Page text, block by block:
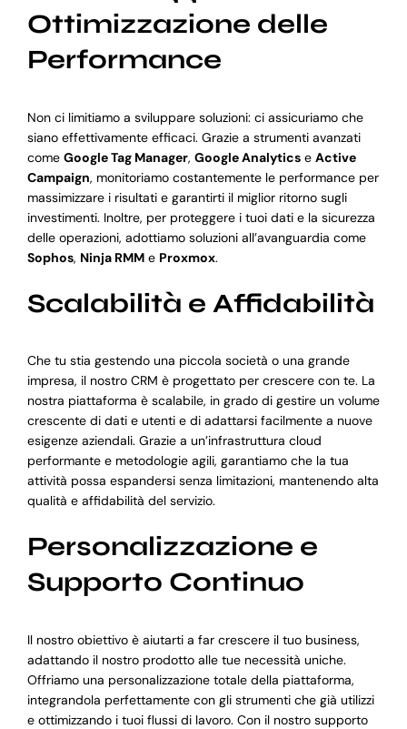
Ottimizzazione delle
Performance
Non ci limitiamo a sviluppare soluzioni: ci assicuriamo che
siano effettivamente efficaci. Grazie a strumenti avanzati
come Google Tag Manager, Google Analyticse Active
Campaign, monitoriamo costantemente le performance per
massimizzare i risultati e garantirti il miglior ritorno sugli
investimenti. Inoltre, per proteggere i tuoi dati e la sicurezza
delle operazioni, adottiamo soluzioni all’avanguardia come
Sophos, Ninja RMMe Proxmox.
Scalabilità e Affidabilità
Che tu stia gestendo una piccola società o una grande
impresa, il nostro CRM è progettato per crescere con te. La
nostra piattaforma è scalabile, in grado di gestire un volume
crescente di dati e utenti e di adattarsi facilmente a nuove
esigenze aziendali. Grazie a un’infrastruttura cloud
performante e metodologie agili, garantiamo che la tua
attività possa espandersi senza limitazioni, mantenendo alta
qualità e affidabilità del servizio.
Personalizzazione e
Supporto Continuo
Il nostro obiettivo è aiutarti a far crescere il tuo business,
adattando il nostro prodotto alle tue necessità uniche.
Offriamo una personalizzazione totale della piattaforma,
integrandola perfettamente con gli strumenti che già utilizzi
e ottimizzando i tuoi flussi di lavoro. Con il nostro supporto